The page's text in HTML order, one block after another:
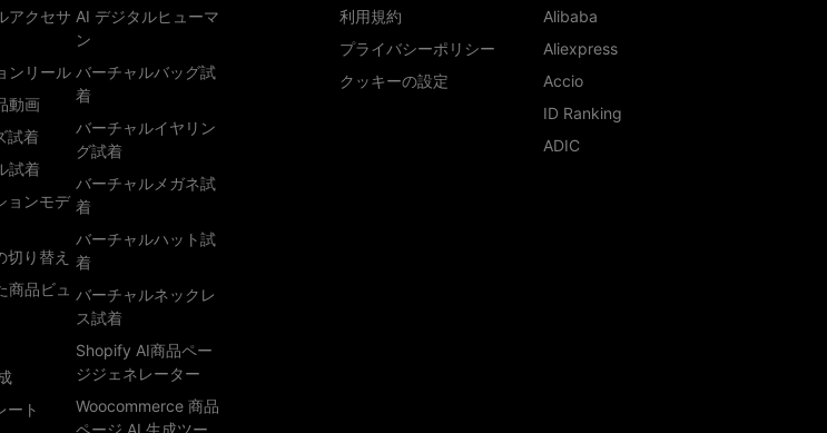
アクセサ
ンリール
動画
試着
試着
ョンモデ
切り替え
商品ビュ
ート
AI デジタルヒューマ
ン
バーチャルバッグ試
着
バーチャルイヤリン
グ試着
バーチャルメガネ試
着
バーチャルハット試
着
バーチャルネックレ
ス試着
Shopify AI商品ペー
ジジェネレーター
Woocommerce 商品
ページ AI 生成ツー
利用規約
プライバシーポリシー
クッキーの設定
Alibaba
Aliexpress
Accio
ID Ranking
ADIC